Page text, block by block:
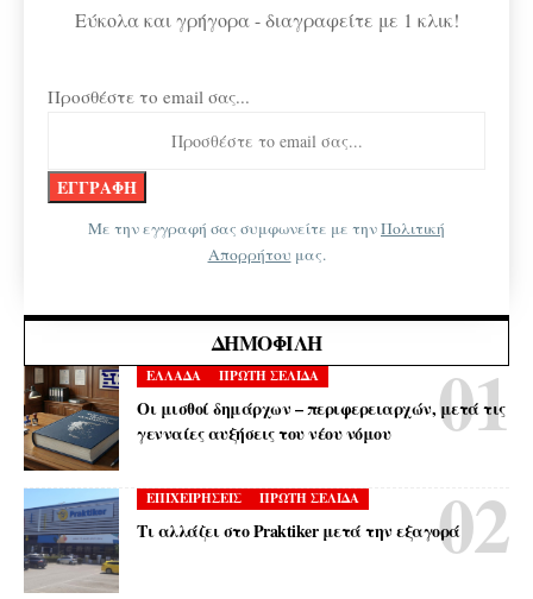
Εύκολα και γρήγορα - διαγραφείτε με 1 κλικ!
Προσθέστε το email σας...
Με την εγγραφή σας συμφωνείτε με τηνΠολιτική
Απορρήτου μας.
ΔΗΜΟΦΙΛΉ
ΕΛΛΑΔΑ ΠΡΩΤΗ ΣΕΛΙΔΑ
Οι μισθοί δημάρχων – περιφερειαρχών, μετά τις
γενναίες αυξήσεις του νέου νόμου
ΕΠΙΧΕΙΡΗΣΕΙΣ ΠΡΩΤΗ ΣΕΛΙΔΑ
Τι αλλάζει στο Praktiker μετά την εξαγορά